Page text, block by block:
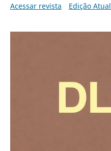
Acessar revista
Edição Atual